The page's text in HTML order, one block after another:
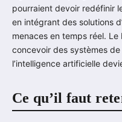
pourraient devoir redéfinir
en intégrant des solutions
menaces en temps réel.
concevoir des systèmes
l’intelligence artificielle
Ce qu’il faut